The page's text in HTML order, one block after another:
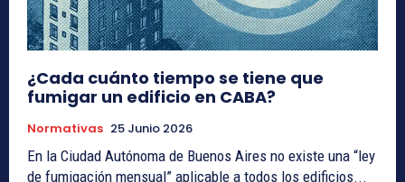
¿Cada cuánto tiempo se tiene que
fumigar un edificio en CABA?
Normativas 25 Junio 2026
En la Ciudad Autónoma de Buenos Aires no existe una “ley
de fumigación mensual” aplicable a todos los edificios...